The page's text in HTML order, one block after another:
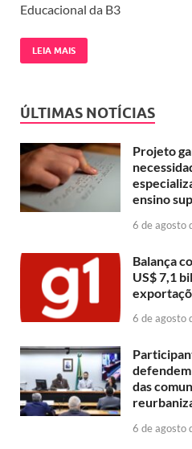
Educacional da B3
LEIA MAIS
ÚLTIMAS NOTÍCIAS
Projeto
ensino
6 de agosto
Balança
US$ 7,1
6 de agosto
das
6 de agosto